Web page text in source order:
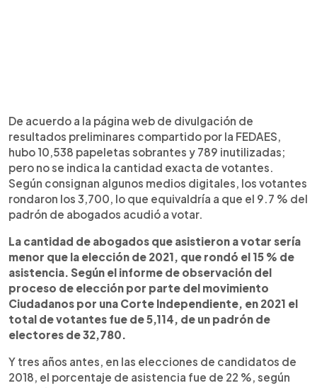
De acuerdo a la página web de divulgación de
resultados preliminares compartido por la FEDAES,
hubo 10,538 papeletas sobrantes y 789 inutilizadas;
pero no se indica la cantidad exacta de votantes.
Según consignan algunos medios digitales, los votantes
rondaron los 3,700, lo que equivaldría a que el 9.7 % del
padrón de abogados acudió a votar.
La cantidad de abogados que asistieron a votar sería
menor que la elección de 2021, que rondó el 15 % de
asistencia. Según el informe de observación del
proceso de elección por parte del movimiento
Ciudadanos por una Corte Independiente, en 2021 el
total de votantes fue de 5,114, de un padrón de
electores de 32,780.
Y tres años antes, en las elecciones de candidatos de
2018, el porcentaje de asistencia fue de 22 %, según